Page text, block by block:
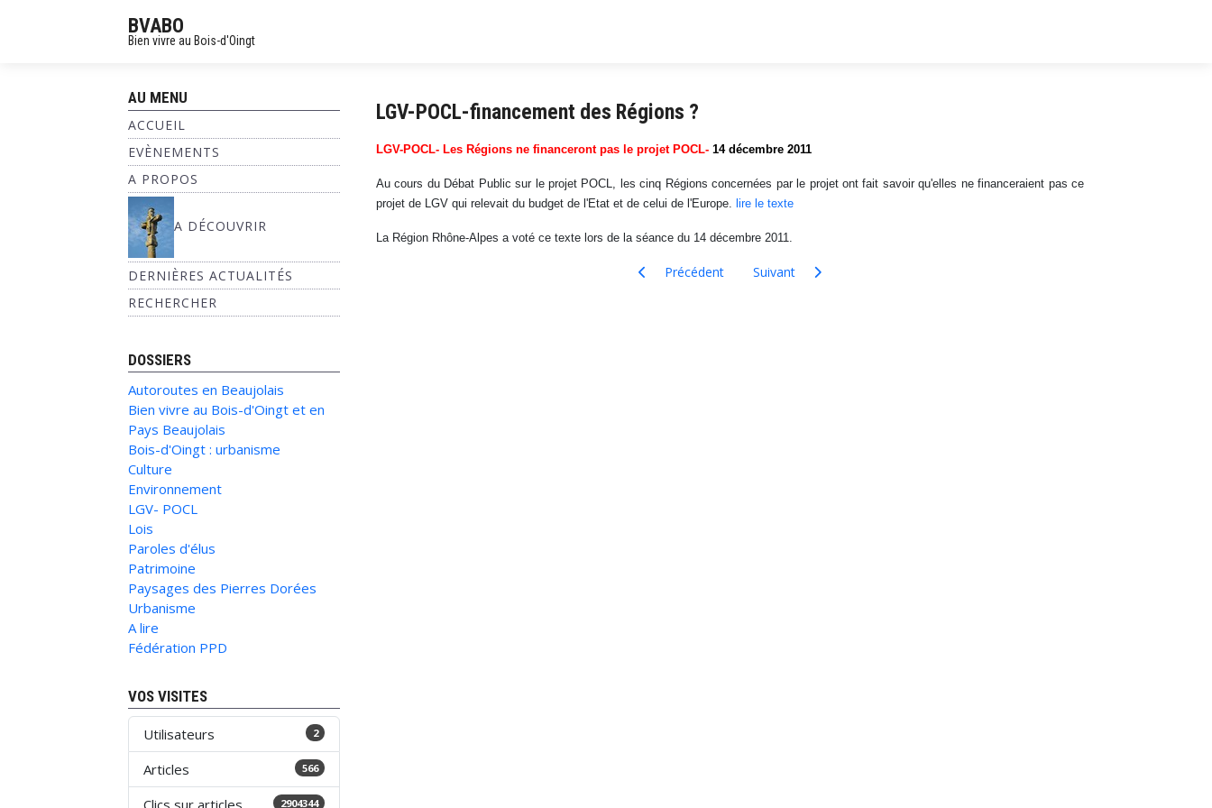
BVABO
Bien vivre au Bois-d'Oingt
AU MENU
ACCUEIL
EVÈNEMENTS
A PROPOS
A DÉCOUVRIR
DERNIÈRES ACTUALITÉS
RECHERCHER
DOSSIERS
Autoroutes en Beaujolais
Bien vivre au Bois-d'Oingt et en
Pays Beaujolais
Bois-d'Oingt : urbanisme
Culture
Environnement
LGV- POCL
Lois
Paroles d'élus
Patrimoine
Paysages des Pierres Dorées
Urbanisme
A lire
Fédération PPD
VOS VISITES
Utilisateurs 2
Articles 566
Clics sur articles 2904344
LGV-POCL-financement des Régions ?
LGV-POCL- Les Régions ne financeront pas le projet POCL- 14 décembre 2011
Au cours du Débat Public sur le projet POCL, les cinq Régions concernées par le projet ont fait savoir qu'elles ne financeraient pas ce
projet de LGV qui relevait du budget de l'Etat et de celui de l'Europe. lire le texte
La Région Rhône-Alpes a voté ce texte lors de la séance du 14 décembre 2011.
Article précédent : STOP-LGV-POCL un débat très orienté ?
Précédent Article suivant : Philippe Charlot: paroles du Débat LGV-POCL
Suivant